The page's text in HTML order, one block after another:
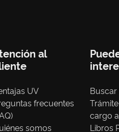
al
UV
frecuentes
somos
cargo
Libros